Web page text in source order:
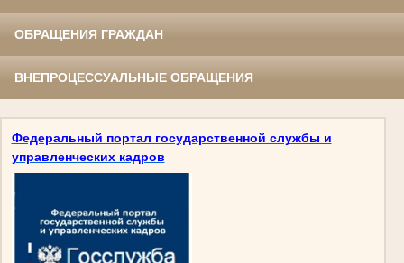
ОБРАЩЕНИЯ ГРАЖДАН
ВНЕПРОЦЕССУАЛЬНЫЕ ОБРАЩЕНИЯ
Федеральный портал государственной службы и
управленческих кадров